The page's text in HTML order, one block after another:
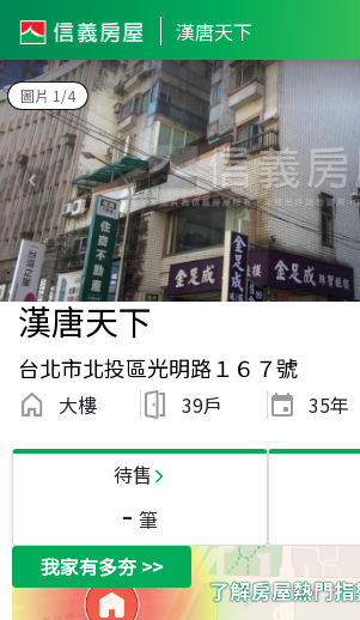
漢唐天下
圖片 1/4
漢唐天下
台北市北投區光明路１６７號
大樓 39戶 35年
待售
- 筆
我家有多夯>>